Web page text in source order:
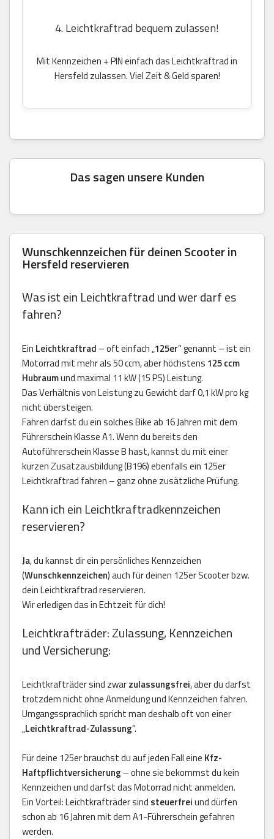
4. Leichtkraftrad bequem zulassen!
Mit Kennzeichen + PIN einfach das Leichtkraftrad in
Hersfeld zulassen. Viel Zeit & Geld sparen!
Das sagen unsere Kunden
Wunschkennzeichen für deinen Scooter in
Hersfeld reservieren
Was ist ein Leichtkraftrad und wer darf es
fahren?
Ein Leichtkraftrad – oft einfach „125er“ genannt – ist ein
Motorrad mit mehr als 50 ccm, aber höchstens 125 ccm
Hubraumund maximal 11 kW (15 PS) Leistung.
Das Verhältnis von Leistung zu Gewicht darf 0,1 kW pro kg
nicht übersteigen.
Fahren darfst du ein solches Bike ab 16 Jahren mit dem
Führerschein Klasse A1. Wenn du bereits den
Autoführerschein Klasse B hast, kannst du mit einer
kurzen Zusatzausbildung (B196) ebenfalls ein 125er
Leichtkraftrad fahren – ganz ohne zusätzliche Prüfung.
Kann ich ein Leichtkraftradkennzeichen
reservieren?
Ja, du kannst dir ein persönliches Kennzeichen
(Wunschkennzeichen) auch für deinen 125er Scooter bzw.
dein Leichtkraftrad reservieren.
Wir erledigen das in Echtzeit für dich!
Leichtkrafträder: Zulassung, Kennzeichen
und Versicherung:
Leichtkrafträder sind zwarzulassungsfrei, aber du darfst
trotzdem nicht ohne Anmeldung und Kennzeichen fahren.
Umgangssprachlich spricht man deshalb oft von einer
„Leichtkraftrad-Zulassung“.
Für deine 125er brauchst du auf jeden Fall eine Kfz-
Haftpflichtversicherung – ohne sie bekommst du kein
Kennzeichen und darfst das Motorrad nicht anmelden.
Ein Vorteil: Leichtkrafträder sind steuerfreiund dürfen
schon ab 16 Jahren mit dem A1-Führerschein gefahren
werden.